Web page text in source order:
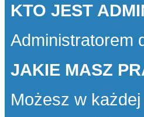
KTO JEST
Administratorem
JAKIE MASZ
Możesz w każdej